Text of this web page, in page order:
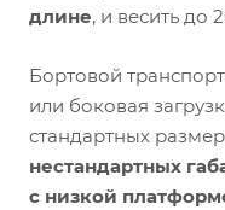
длине, и весить до
Бортовой
или боковая
стандартных
нестандартных
с низкой